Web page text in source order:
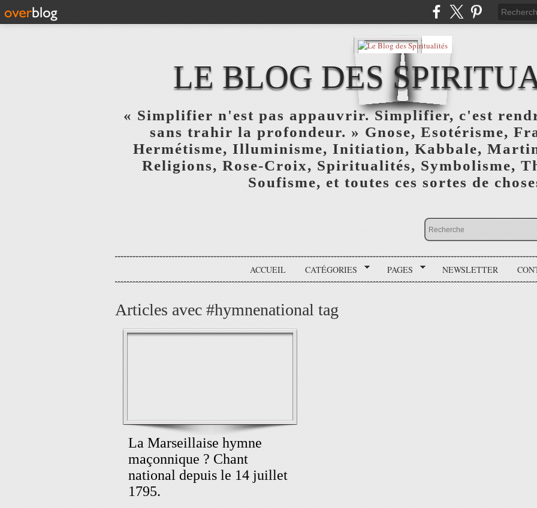
LE BLOG DES
« Simplifier n'est pas appauvrir. Simplifier, c'est
sans trahir la profondeur. » Gnose, Esotérisme,
Hermétisme, Illuminisme, Initiation, Kabbale,
Religions, Rose-Croix, Spiritualités, Symbolisme,
Soufisme, et toutes ces sortes de
ACCUEIL CATÉGORIES PAGES NEWSLETTER
Articles avec #hymnenational tag
La Marseillaise hymne
maçonnique ? Chant
national depuis le 14 juillet
1795.